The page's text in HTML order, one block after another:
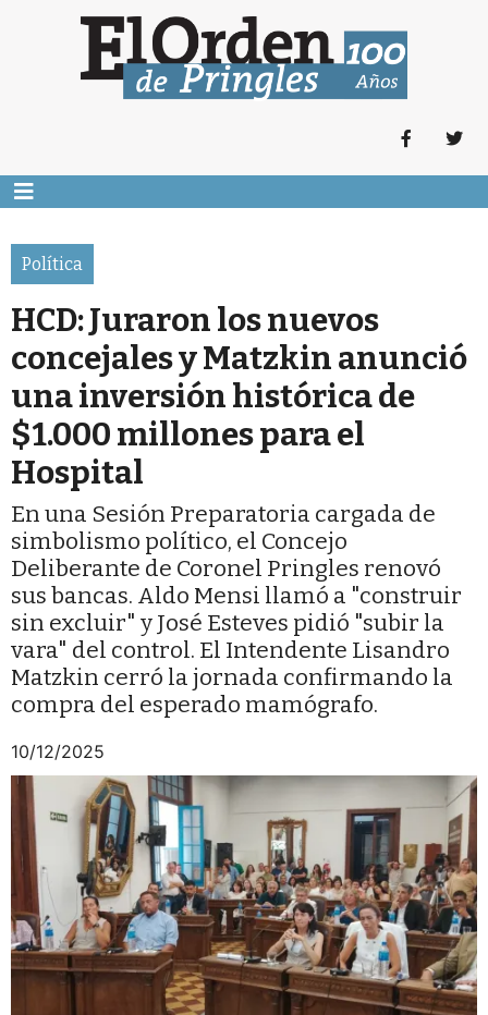
Política
HCD: Juraron los nuevos
concejales y Matzkin anunció
una inversión histórica de
$1.000 millones para el
Hospital
En una Sesión Preparatoria cargada de
simbolismo político, el Concejo
Deliberante de Coronel Pringles renovó
sus bancas. Aldo Mensi llamó a "construir
sin excluir" y José Esteves pidió "subir la
vara" del control. El Intendente Lisandro
Matzkin cerró la jornada confirmando la
compra del esperado mamógrafo.
10/12/2025